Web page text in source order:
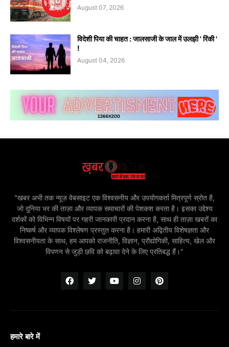
August 07, 2026
विदेशी पिया की चाहत : जालसाजी के जाल में उलझी ' रिंकी '
!
August 04, 2026
"खबर अभी तक न्यूज़ वेबसाइट एक विश्वसनीय और उपयोगकर्ता मित्रपूर्ण स्रोत है,
जो दुनिया भर की ताज़ा और व्यापक समाचारों की पेशकश करता है। इसका उद्देश्य
दर्शकों को विभिन्न विषयों पर गहरी जानकारी प्रदान करना है, साथ ही ताज़ा खबरों का
निष्कर्ष और व्यापक विश्लेषण प्रस्तुत करना है। हमारी अद्वितीय विशेषज्ञता और
विश्वसनीयता के साथ, हम आपको राजनीति, विज्ञान, प्रौद्योगिकी, साहित्य, खेल और
विपणन से जुड़ी छवि को बढ़ावा देने के लिए प्रतिबद्ध हैं।"
हमारे बारे में